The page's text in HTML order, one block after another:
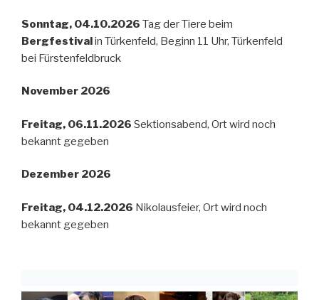
Sonntag, 04.10.2026 Tag der Tiere beim
Bergfestivalin Türkenfeld, Beginn 11 Uhr, Türkenfeld
bei Fürstenfeldbruck
November 2026
Freitag, 06.11.2026 Sektionsabend, Ort wird noch
bekannt gegeben
Dezember 2026
Freitag, 04.12.2026 Nikolausfeier, Ort wird noch
bekannt gegeben